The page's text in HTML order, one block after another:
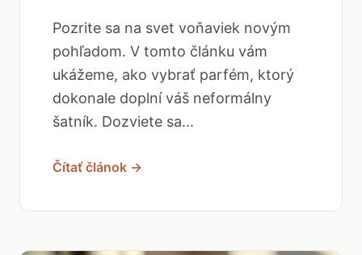
Pozrite sa na svet voňaviek novým
pohľadom. V tomto článku vám
ukážeme, ako vybrať parfém, ktorý
dokonale doplní váš neformálny
šatník. Dozviete sa...
Čítať článok →